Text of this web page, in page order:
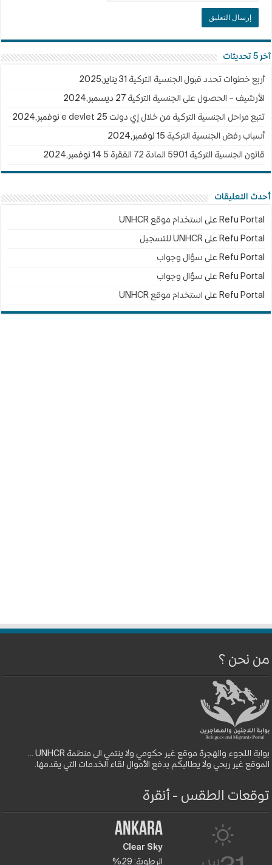
آخر 5 تحديثات
أربع خطوات تحدد قبول الجنسية التركية 31 يناير,2025
الأرشيف – الحصول على الجنسية التركية 27 ديسمبر,2024
تتبع مراحل الجنسية التركية من خلال إي دولت e devlet 25 نوفمبر,2024
أسباب رفض الجنسية التركية 15 نوفمبر,2024
قانون الجنسية التركية 5901 المادة 72 الفقرة 5 14 نوفمبر,2024
أحدث التعليقات
Refu Portal على استخدام موقع UNHCR
Refu Portal على UNHCR للتسجيل
Refu Portal على سؤال وجواب
Refu Portal على سؤال وجواب
Refu Portal على استخدام موقع UNHCR
من نحن ؟
بوابة اللجوء والهجرة موقع غير حكومي ولا ينتمي الى منظمة UNHCR ...
الموقع غير ربحي ولا يطالبكم بدفع الأموال لقاء الخدمات التي يقدمها.
توقعات الطقس - أنقرة
س
Ankara
Clear Sky
الرطوبة: 29%